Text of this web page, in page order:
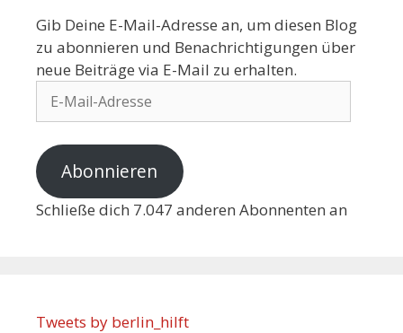
Gib Deine E-Mail-Adresse an, um diesen Blog
zu abonnieren und Benachrichtigungen über
neue Beiträge via E-Mail zu erhalten.
Abonnieren
Schließe dich 7.047 anderen Abonnenten an
Tweets by berlin_hilft